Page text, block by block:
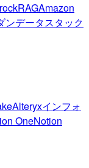
RAGAmazon
ンデータスタック
Alteryxインフォ
OneNotion